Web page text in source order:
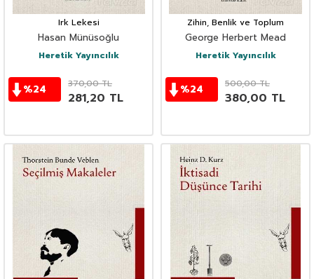
Irk Lekesi
Hasan Münüsoğlu
Heretik Yayıncılık
%24 370,00TL
281,20 TL
Zihin, Benlik ve Toplum
George Herbert Mead
Heretik Yayıncılık
%24 500,00TL
380,00 TL